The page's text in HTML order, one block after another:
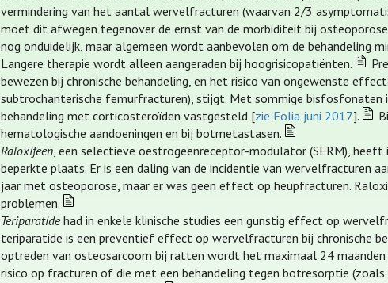
vermindering van het aantal wervelfracturen (waarvan 2/3
moet dit afwegen tegenover de ernst van de morbiditeit bij
nog onduidelijk, maar algemeen wordt aanbevolen om de behandeling
Langere therapie wordt alleen aangeraden bij hoogrisicopatiënten.
bewezen bij chronische behandeling, en het risico van ongewenste
subtrochanterische femurfracturen), stijgt. Met sommige
behandeling met corticosteroïden vastgesteld [zie Folia juni 2017].
hematologische aandoeningen en bij botmetastasen.
Raloxifeen, een selectieve oestrogeenreceptor-modulator (SERM),
beperkte plaats. Er is een daling van de incidentie van wervelfracturen
jaar met osteoporose, maar er was geen effect op heupfracturen.
problemen.
Teriparatidehad in enkele klinische studies een gunstig effect op
teriparatide is een preventief effect op wervelfracturen bij chronische
optreden van osteosarcoom bij ratten wordt het maximaal 24
risico op fracturen of die met een behandeling tegen botresorptie